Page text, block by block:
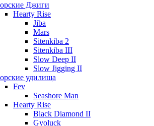
Джиги
Hearty Rise
Jiba
Mars
Sitenkiba 2
Sitenkiba III
Slow Deep II
Slow Jigging II
удилища
Fev
Seashore Man
Hearty Rise
Black Diamond II
Gyoluck